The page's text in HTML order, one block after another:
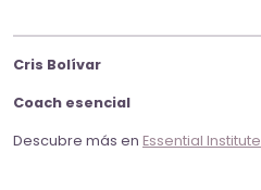
Cris Bolívar
Coach esencial
Descubre más en Essential Institute